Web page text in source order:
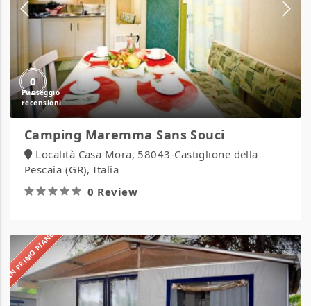
0
Camping Maremma Sans Souci
Località Casa Mora, 58043-Castiglione della
Pescaia (GR), Italia
0 Review
IN PRIMO PIANO
Camping
S’ena
Arrubia